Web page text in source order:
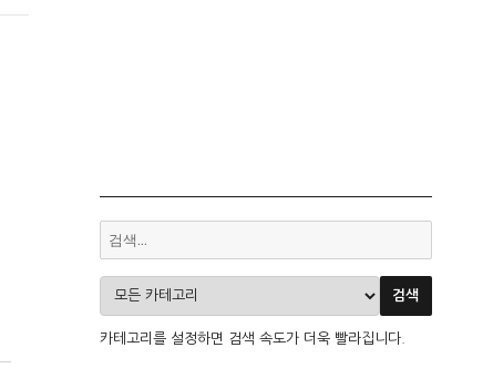
카테고리를 설정하면 검색 속도가 더욱 빨라집니다.